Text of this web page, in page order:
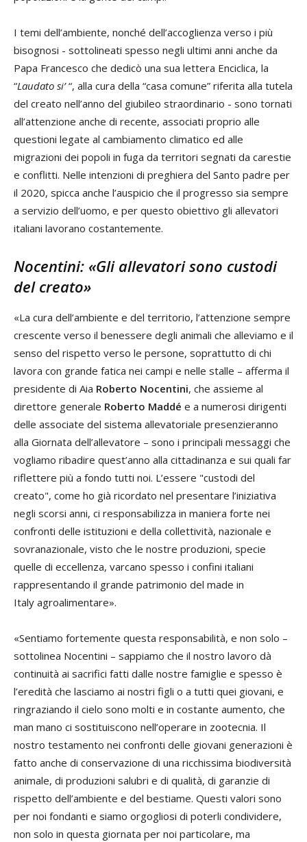
I temi dell’ambiente, nonché dell’accoglienza verso i più
bisognosi - sottolineati spesso negli ultimi anni anche da
Papa Francesco che dedicò una sua lettera Enciclica, la
“Laudato si’“, alla cura della “casa comune” riferita alla tutela
del creato nell’anno del giubileo straordinario - sono tornati
all’attenzione anche di recente, associati proprio alle
questioni legate al cambiamento climatico ed alle
migrazioni dei popoli in fuga da territori segnati da carestie
e conflitti. Nelle intenzioni di preghiera del Santo padre per
il 2020, spicca anche l’auspicio che il progresso sia sempre
a servizio dell’uomo, e per questo obiettivo gli allevatori
italiani lavorano costantemente.
Nocentini: «Gli allevatori sono custodi
del creato»
«La cura dell’ambiente e del territorio, l’attenzione sempre
crescente verso il benessere degli animali che alleviamo e il
senso del rispetto verso le persone, soprattutto di chi
lavora con grande fatica nei campi e nelle stalle – afferma il
presidente di Aia Roberto Nocentini, che assieme al
direttore generale Roberto Maddé e a numerosi dirigenti
delle associate del sistema allevatoriale presenzieranno
alla Giornata dell’allevatore – sono i principali messaggi che
vogliamo ribadire quest’anno alla cittadinanza e sui quali far
riflettere più a fondo tutti noi. L’essere "custodi del
creato", come ho già ricordato nel presentare l’iniziativa
negli scorsi anni, ci responsabilizza in maniera forte nei
confronti delle istituzioni e della collettività, nazionale e
sovranazionale, visto che le nostre produzioni, specie
quelle di eccellenza, varcano spesso i confini italiani
rappresentando il grande patrimonio del made in
Italy agroalimentare».
«Sentiamo fortemente questa responsabilità, e non solo –
sottolinea Nocentini – sappiamo che il nostro lavoro dà
continuità ai sacrifici fatti dalle nostre famiglie e spesso è
l’eredità che lasciamo ai nostri figli o a tutti quei giovani, e
ringraziando il cielo sono molti e in costante aumento, che
man mano ci sostituiscono nell’operare in zootecnia. Il
nostro testamento nei confronti delle giovani generazioni è
fatto anche di conservazione di una ricchissima biodiversità
animale, di produzioni salubri e di qualità, di garanzie di
rispetto dell’ambiente e del bestiame. Questi valori sono
per noi fondanti e siamo orgogliosi di poterli condividere,
non solo in questa giornata per noi particolare, ma